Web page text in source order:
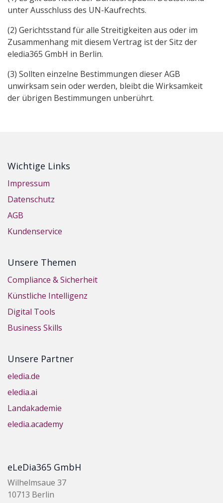
unter Ausschluss des UN-Kaufrechts.
(2) Gerichtsstand für alle Streitigkeiten aus oder im
Zusammenhang mit diesem Vertrag ist der Sitz der
eledia365 GmbH in Berlin.
(3) Sollten einzelne Bestimmungen dieser AGB
unwirksam sein oder werden, bleibt die Wirksamkeit
der übrigen Bestimmungen unberührt.
Wichtige Links
Impressum
Datenschutz
AGB
Kundenservice
Unsere Themen
Compliance & Sicherheit
Künstliche Intelligenz
Digital Tools
Business Skills
Unsere Partner
eledia.de
eledia.ai
Landakademie
eledia.academy
eLeDia365 GmbH
Wilhelmsaue 37
10713 Berlin